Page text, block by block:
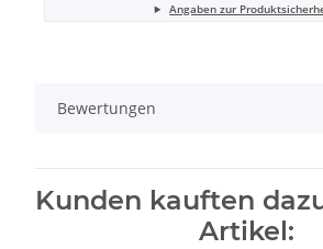
Angaben zur
Bewertungen
Kunden kauften
Artikel: